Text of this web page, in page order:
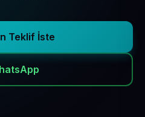
Teklif İste